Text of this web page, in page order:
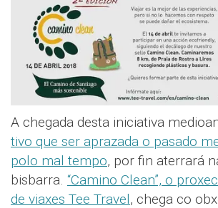
A chegada desta iniciativa
tivo que ser aprazada o pasado
polo mal tempo, por fin aterrará
bisbarra. “Camino Clean”, o
de viaxes Tee Travel, chega co